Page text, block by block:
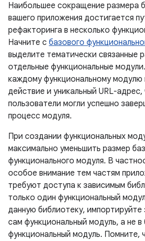
Наибольшее сокращение размера
вашего приложения достигается
рефакторинга в несколько
Начните с базового
выделите тематически связанные
отдельные функциональные
каждому функциональному модулю
действие и уникальный URL-адрес,
пользователи могли успешно
процесс модуля.
При создании функциональных
максимально уменьшить размер
функционального модуля. В
особое внимание тем частям
требуют доступа к зависимым
только один функциональный
данную библиотеку, импортируйте
сам функциональный модуль, а не в
функциональный модуль. Помните,